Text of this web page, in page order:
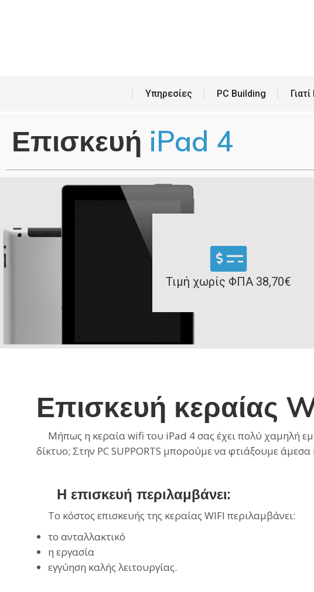
Υπηρεσίες PC Building
Επισκευή iPad 4
Τιμή χωρίς ΦΠΑ 38,70€
Επισκευή κεραίας
Μήπως η κεραίαwifi του iPad 4σας έχει πολύ χαμηλή
δίκτυο; Στην PC SUPPORTS μπορούμε να φτιάξουμε
Η επισκευή περιλαμβάνει:
Το κόστος επισκευής της κεραίας WIFI περιλαμβάνει:
το ανταλλακτικό
η εργασία
εγγύηση καλής λειτουργίας.